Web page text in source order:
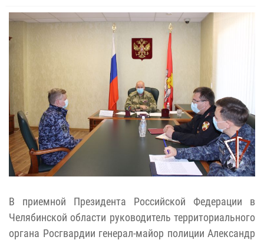
В приемной Президента Российской Федерации в
Челябинской области руководитель территориального
органа Росгвардии генерал-майор полиции Александр